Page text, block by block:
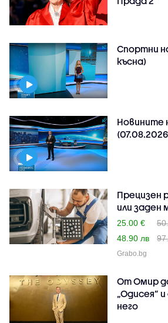
Спортни
късна)
Новините
Прецизен
или заден
25.00 €
48.90 лв
Grabo.bg
От Омир
„Одисея”
него